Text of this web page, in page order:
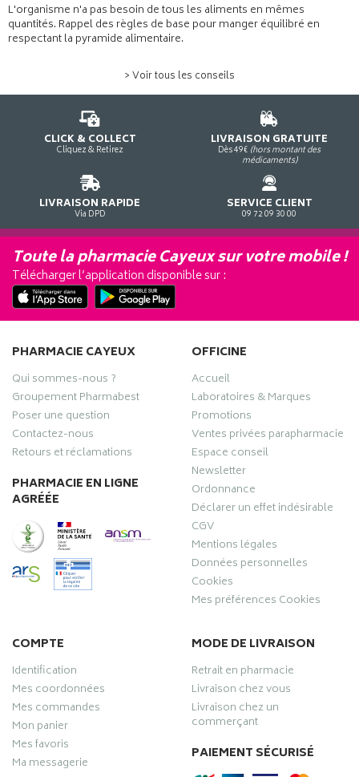
L'organisme n'a pas besoin de tous les aliments en mêmes
quantités. Rappel des règles de base pour manger équilibré en
respectant la pyramide alimentaire.
> Voir tous les conseils
CLICK & COLLECT
Cliquez & Retirez
LIVRAISON GRATUITE
Dès 49€ (hors montant des
médicaments)
LIVRAISON RAPIDE
Via DPD
SERVICE CLIENT
09 72 09 30 00
Toute la pharmacie Cayeux sur votre mobile !
Télécharger l’application disponible sur :
PHARMACIE CAYEUX
Qui sommes-nous ?
Groupement Pharmabest
Poser une question
Contactez-nous
Retours et réclamations
PHARMACIE EN LIGNE
AGRÉÉE
OFFICINE
Accueil
Laboratoires & Marques
Promotions
Ventes privées parapharmacie
Espace conseil
Newsletter
Ordonnance
Déclarer un effet indésirable
CGV
Mentions légales
Données personnelles
Cookies
Mes préférences Cookies
COMPTE
Identification
Mes coordonnées
Mes commandes
Mon panier
Mes favoris
Ma messagerie
MODE DE LIVRAISON
Retrait en pharmacie
Livraison chez vous
Livraison chez un
commerçant
PAIEMENT SÉCURISÉ